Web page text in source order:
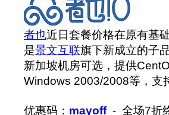
者也近日套餐价格在原有基
是景文互联旗下新成立的子
新加坡机房可选，提供
Windows 2003/2008等，支
优惠码： mayoff- 全场7折